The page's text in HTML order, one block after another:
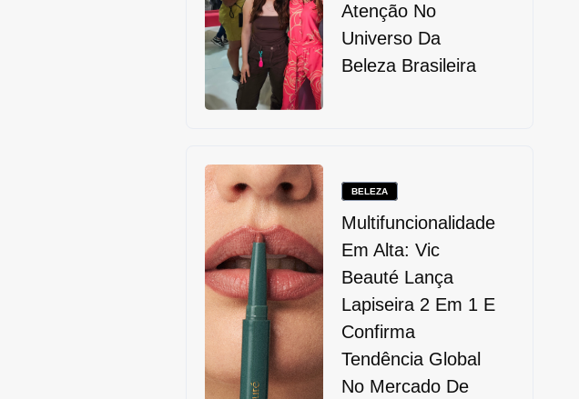
Atenção No
Universo Da
Beleza Brasileira
BELEZA
Multifuncionalidade
Em Alta: Vic
Beauté Lança
Lapiseira 2 Em 1 E
Confirma
Tendência Global
No Mercado De